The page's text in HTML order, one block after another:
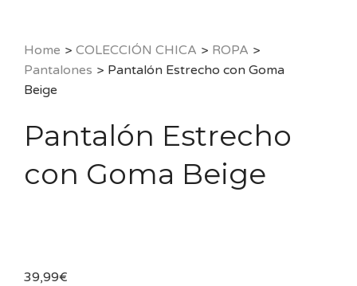
Home > COLECCIÓN CHICA > ROPA >
Pantalones > Pantalón Estrecho con Goma
Beige
Pantalón Estrecho
con Goma Beige
39,99€